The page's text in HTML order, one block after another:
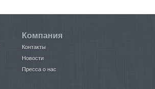
Компания
Контакты
Новости
Пресса о нас